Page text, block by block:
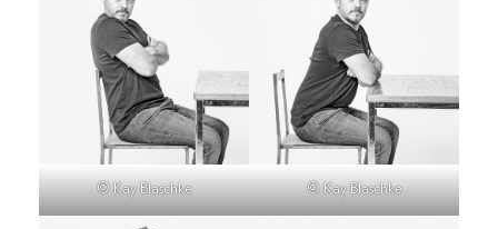
© Kay Blaschke © Kay Blaschke